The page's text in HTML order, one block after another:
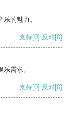
的魅力。
支持[0] 反对[0]
需求。
支持[0] 反对[0]